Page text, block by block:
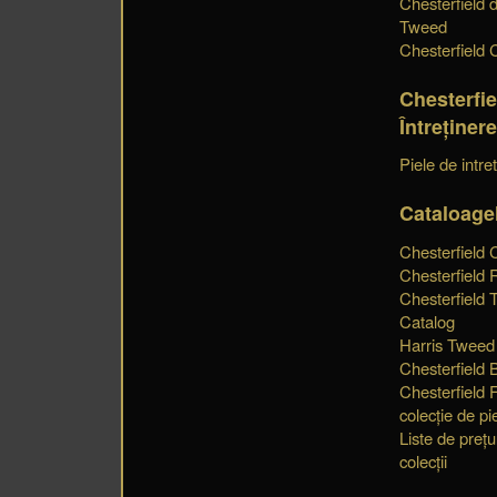
Tweed
Chesterfield
Întreținere
Piele de
Chesterfield
Chesterfield
Chesterfield
Catalog
Harris
Chesterfield
Chesterfield
colecție de
Liste de
colecții